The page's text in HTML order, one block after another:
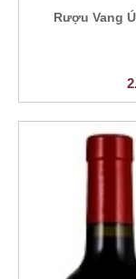
Rượu Vang